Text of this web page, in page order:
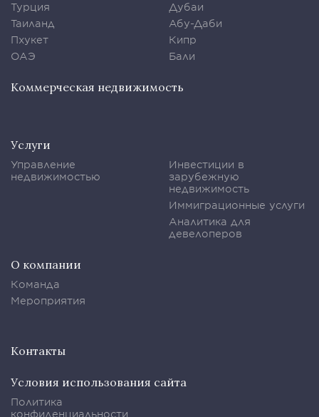
Турция
Таиланд
Пхукет
ОАЭ
Дубаи
Абу-Даби
Кипр
Бали
Коммерческая недвижимость
Услуги
Управление
недвижимостью
Инвестиции в
зарубежную
недвижимость
Иммиграционные услуги
Аналитика для
девелоперов
О компании
Команда
Мероприятия
Контакты
Условия использования сайта
Политика
конфиденциальности